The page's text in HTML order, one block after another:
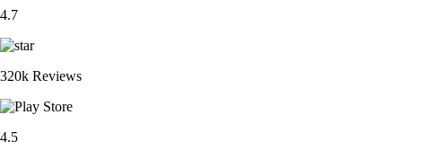
4.7
320k Reviews
4.5